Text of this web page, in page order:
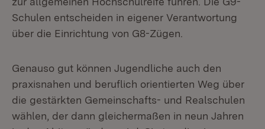
Schulen entscheiden in eigener Verantwortung
über die Einrichtung von G8-Zügen.
Genauso gut können Jugendliche auch den
praxisnahen und beruflich orientierten Weg über
die gestärkten Gemeinschafts- und Realschulen
wählen, der dann gleichermaßen in neun Jahren